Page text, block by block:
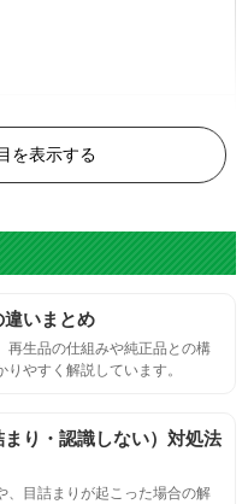
、
いがないこと。
を嗅ぐ。
を表示する
いまとめ
再生品の仕組みや純正品との構
やすく解説しています。
り・認識しない）対処法
、目詰まりが起こった場合の解